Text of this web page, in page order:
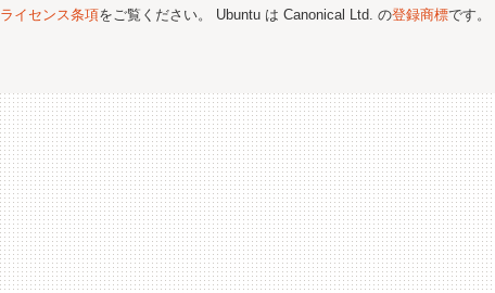
ライセンス条項をご覧ください。 Ubuntu は Canonical Ltd. の登録商標です。